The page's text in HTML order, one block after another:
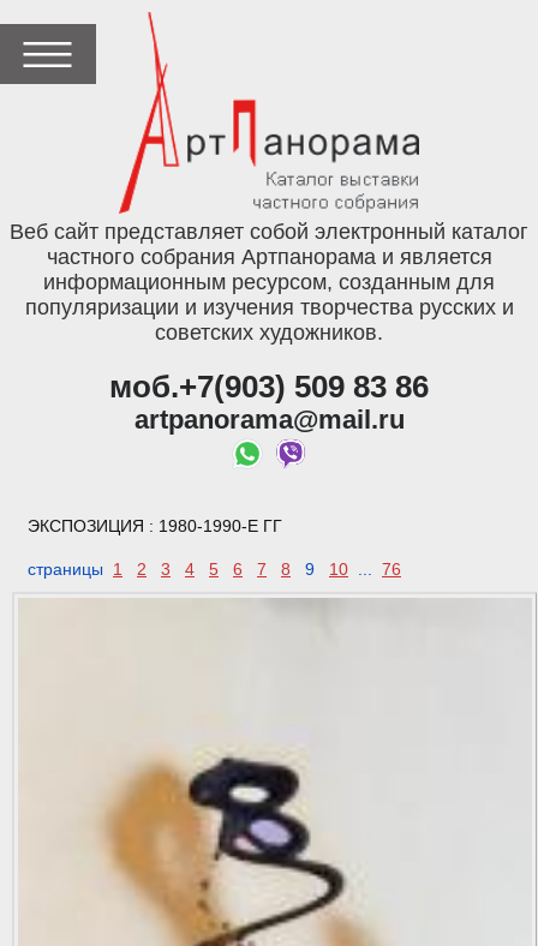
Веб сайт представляет собой электронный каталог
частного собрания Артпанорама и является
информационным ресурсом, созданным для
популяризации и изучения творчества русских и
советских художников.
моб.+7(903) 509 83 86
artpanorama@mail.ru
ЭКСПОЗИЦИЯ : 1980-1990-Е ГГ
страницы 1 2 3 4 5 6 7 8 9 10 ... 76